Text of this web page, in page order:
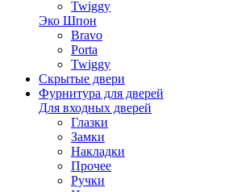
Twiggy
Эко Шпон
Bravo
Porta
Twiggy
Скрытые двери
Фурнитура для дверей
Для входных дверей
Глазки
Замки
Накладки
Прочее
Ручки